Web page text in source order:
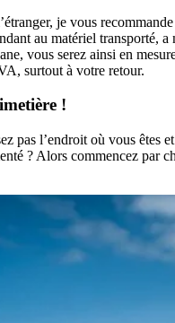
je vous
au matériel transporté,
vous serez ainsi en
surtout à votre retour.
!
pas l’endroit où vous êtes
? Alors commencez par